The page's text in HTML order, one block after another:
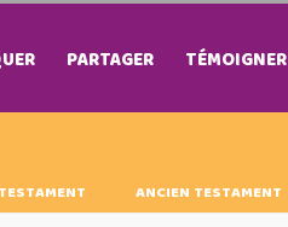
PARTAGER TÉMOIGNER
ANCIEN TESTAMENT